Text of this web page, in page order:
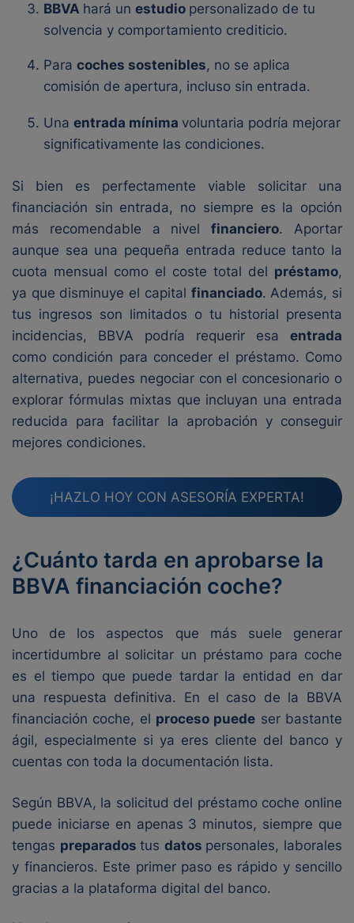
BBVA hará un estudio personalizado de tu
solvencia y comportamiento crediticio.
Para coches sostenibles, no se aplica
comisión de apertura, incluso sin entrada.
Una entrada mínima voluntaria podría mejorar
significativamente las condiciones.
Si bien es perfectamente viable solicitar una
financiación sin entrada, no siempre es la opción
más recomendable a nivelfinanciero. Aportar
aunque sea una pequeña entrada reduce tanto la
cuota mensual como el coste total del préstamo,
ya que disminuye el capital financiado. Además, si
tus ingresos son limitados o tu historial presenta
incidencias, BBVA podría requerir esa entrada
como condición para conceder el préstamo. Como
alternativa, puedes negociar con el concesionario o
explorar fórmulas mixtas que incluyan una entrada
reducida para facilitar la aprobación y conseguir
mejores condiciones.
¡HAZLO HOY CON ASESORÍA EXPERTA!
¿Cuánto tarda en aprobarse la
BBVA financiación coche?
Uno de los aspectos que más suele generar
incertidumbre al solicitar un préstamo para coche
es el tiempo que puede tardar la entidad en dar
una respuesta definitiva. En el caso de la BBVA
financiación coche, el proceso puede ser bastante
ágil, especialmente si ya eres cliente del banco y
cuentas con toda la documentación lista.
Según BBVA, la solicitud del préstamo coche online
puede iniciarse en apenas 3 minutos, siempre que
tengas preparadostus datos personales, laborales
y financieros. Este primer paso es rápido y sencillo
gracias a la plataforma digital del banco.